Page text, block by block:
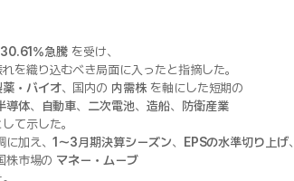
急騰 を受け、
を織り込むべき局面に入ったと指摘した。
薬・バイオ、国内の 内需株を軸にした短期の
導体、 自動車、 二次電池、 造船、 防衛産業
て示した。
に加え、1〜3月期決算シーズン、 EPSの水準切り上げ、
株市場の マネー・ムーブ